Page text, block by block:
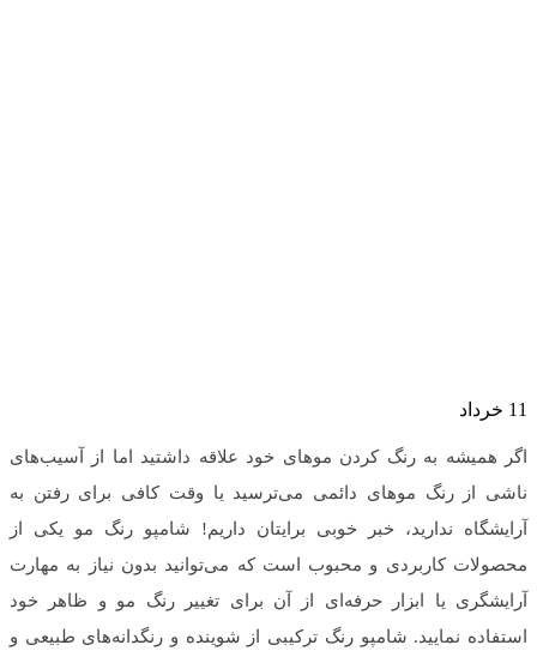
11 خرداد
اگر همیشه به رنگ کردن موهای خود علاقه داشتید اما از آسیب‌های
ناشی از رنگ‌ موهای دائمی می‌ترسید یا وقت کافی برای رفتن به
آرایشگاه ندارید، خبر خوبی برایتان داریم! شامپو رنگ مو یکی از
محصولات کاربردی و محبوب است که می‌توانید بدون نیاز به مهارت
آرایشگری یا ابزار حرفه‌ای از آن برای تغییر رنگ مو و ظاهر خود
استفاده نمایید. شامپو رنگ ترکیبی از شوینده و رنگدانه‌های طبیعی و